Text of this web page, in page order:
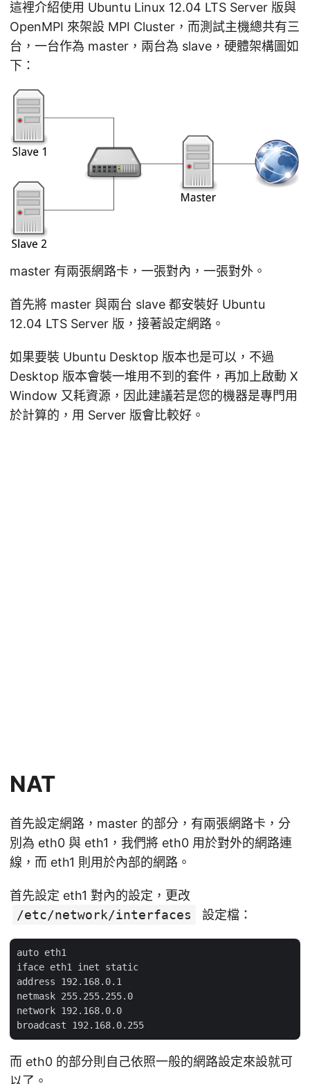
這裡介紹使用 Ubuntu Linux 12.04 LTS Server 版與
OpenMPI 來架設 MPI Cluster，而測試主機總共有三
台，一台作為 master，兩台為 slave，硬體架構圖如
下：
master 有兩張網路卡，一張對內，一張對外。
首先將 master 與兩台 slave 都安裝好 Ubuntu
12.04 LTS Server 版，接著設定網路。
如果要裝 Ubuntu Desktop 版本也是可以，不過
Desktop 版本會裝一堆用不到的套件，再加上啟動 X
Window 又耗資源，因此建議若是您的機器是專門用
於計算的，用 Server 版會比較好。
NAT
首先設定網路，master 的部分，有兩張網路卡，分
別為 eth0 與 eth1，我們將 eth0 用於對外的網路連
線，而 eth1 則用於內部的網路。
首先設定 eth1 對內的設定，更改
/etc/network/interfaces
設定檔：
auto eth1
iface eth1 inet static
address 192.168.0.1
netmask 255.255.255.0
network 192.168.0.0
而 eth0 的部分則自己依照一般的網路設定來設就可
以了。